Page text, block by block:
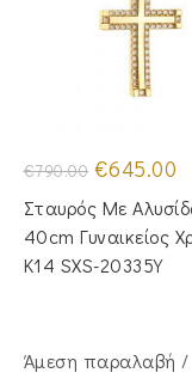
€790.00 Original
price
was:
€790.00.
€645.00
Σταυρός Mε
40cm Γυναικείος
Κ14 SXS-20335Y
Άμεση παραλαβή /